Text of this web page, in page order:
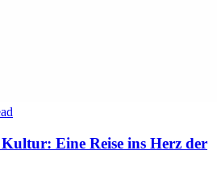
Eine Reise ins Herz der